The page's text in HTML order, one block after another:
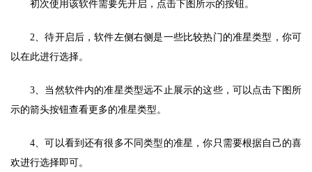
初次使用该软件需要先开启，点击下图所示的按钮。
2、待开启后，软件左侧右侧是一些比较热门的准星类型，你可
以在此进行选择。
3、当然软件内的准星类型远不止展示的这些，可以点击下图所
示的箭头按钮查看更多的准星类型。
4、可以看到还有很多不同类型的准星，你只需要根据自己的喜
欢进行选择即可。